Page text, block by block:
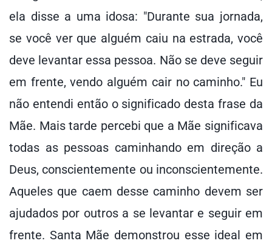
ela disse a uma idosa: "Durante sua jornada,
se você ver que alguém caiu na estrada, você
deve levantar essa pessoa. Não se deve seguir
em frente, vendo alguém cair no caminho." Eu
não entendi então o significado desta frase da
Mãe. Mais tarde percebi que a Mãe significava
todas as pessoas caminhando em direção a
Deus, conscientemente ou inconscientemente.
Aqueles que caem desse caminho devem ser
ajudados por outros a se levantar e seguir em
frente. Santa Mãe demonstrou esse ideal em